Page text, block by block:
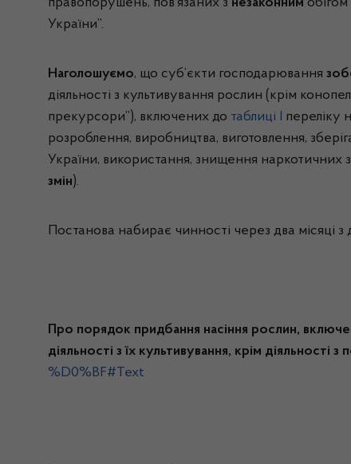
правопорушень, пов’язаних з незаконним
України”.
Наголошуємо, що суб’єкти господарювання
діяльності з культивування рослин (крім
прекурсори”), включених до таблиці I переліку
розроблення, виробництва, виготовлення,
України, використання, знищення наркотичних
змін).
Постанова набирає чинності через два місяці з
Про порядок придбання насіння рослин,
діяльності з їх культивування, крім
%D0%BF#Text